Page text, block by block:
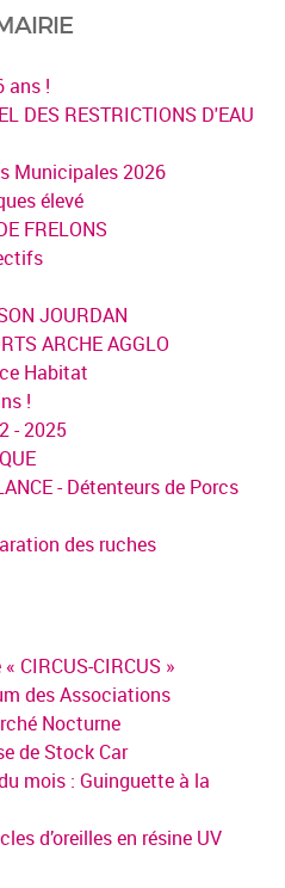
ans !
DES RESTRICTIONS D'EAU
Municipales 2026
élevé
FRELONS
JOURDAN
ARCHE AGGLO
Habitat
!
- 2025
- Détenteurs de Porcs
des ruches
CIRCUS-CIRCUS »
des Associations
Nocturne
de Stock Car
mois : Guinguette à la
d’oreilles en résine UV